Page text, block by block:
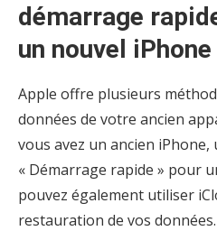
démarrage
un nouvel iPhone
Apple offre plusieurs
données de votre ancien
vous avez un ancien
« Démarrage rapide » pour
pouvez également utiliser
restauration de vos données.